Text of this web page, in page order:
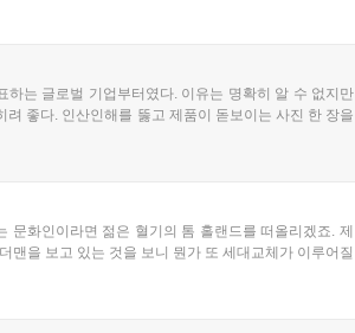
는 글로벌 기업부터였다. 이유는 명확히 알 수 없지만
좋다. 인산인해를 뚫고 제품이 돋보이는 사진 한 장을
화인이라면 젊은 혈기의 톰 홀랜드를 떠올리겠죠. 제
을 보고 있는 것을 보니 뭔가 또 세대교체가 이루어질